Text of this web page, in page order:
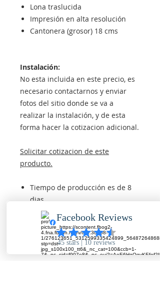
Lona traslucida
Impresión en alta resolución
Cantonera (grosor) 18 cms
Instalación:
No esta incluida en este precio, es
necesario contactarnos y enviar
fotos del sitio donde se va a
realizar la instalación, y de esta
forma hacer la cotizacion adicional.
Solicitar cotizacion de este
producto.
Tiempo de producción es de 8
dias.
Instalación a nivel nacional
Personal con equipos
certificados
Garantía 2 años